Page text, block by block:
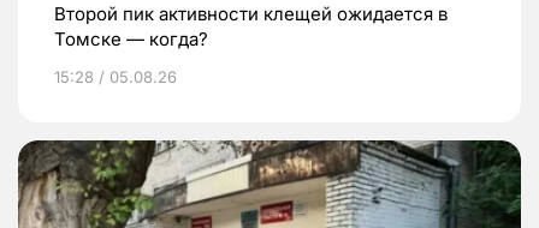
Второй пик активности клещей ожидается в
Томске — когда?
15:28 / 05.08.26